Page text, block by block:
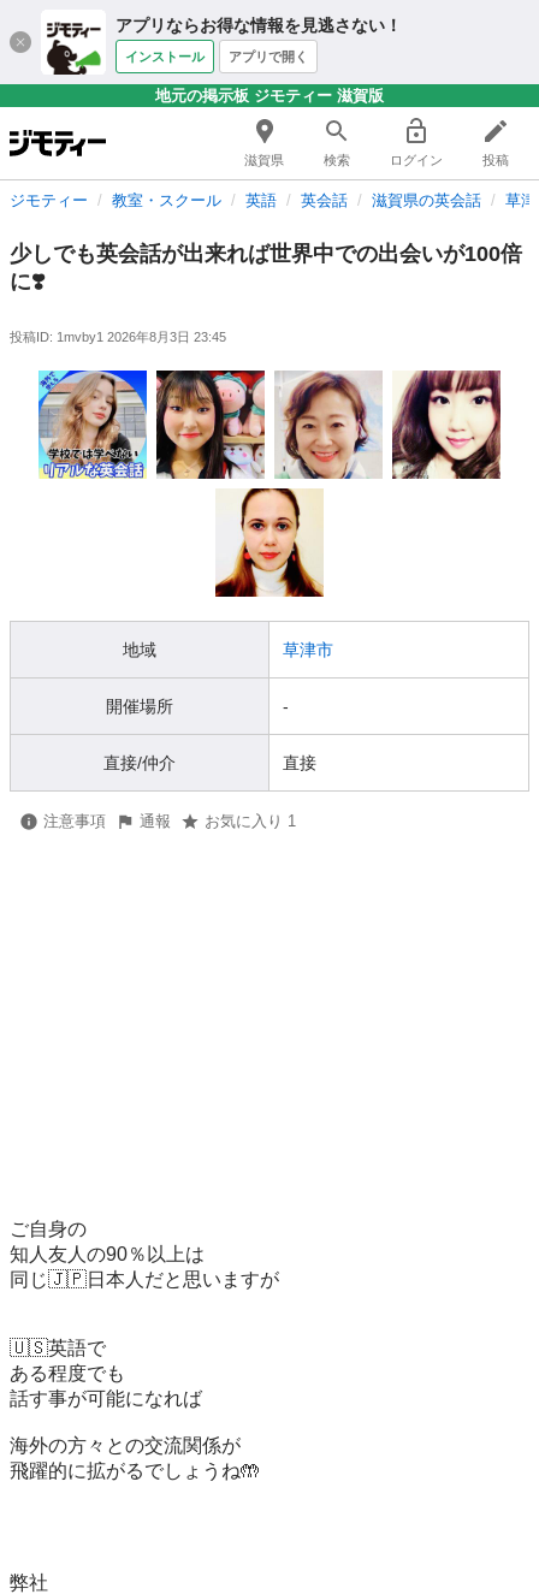
アプリならお得な情報を見逃さない！
インストール アプリで開く
地元の掲示板 ジモティー 滋賀版
滋賀県 検索 ログイン 投稿
ジモティー 教室・スクール 英語 英会話 滋賀県の英会話 草
少しでも英会話が出来れば世界中での出会いが100倍
に❣️
投稿ID: 1mvby1 2026年8月3日 23:45
地域 草津市
開催場所 -
直接/仲介 直接
注意事項 通報 お気に入り 1
ご自身の
知人友人の90％以上は
同じ🇯🇵日本人だと思いますが
🇺🇸英語で
ある程度でも
話す事が可能になれば
海外の方々との交流関係が
飛躍的に拡がるでしょうね🤲
弊社